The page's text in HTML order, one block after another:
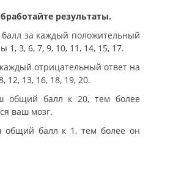
результаты.
за каждый положительный
1, 3, 6, 7, 9, 10, 11, 14, 15, 17.
отрицательный ответ на
12, 13, 16, 18, 19, 20.
общий балл к 20, тем более
ваш мозг.
балл к 1, тем более он